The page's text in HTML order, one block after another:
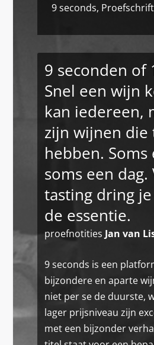
9 seconds, Proefschrift
9 seconden of
Snel een wijn
kan iedereen,
zijn wijnen
hebben. Soms
soms een dag.
tasting dring
de essentie.
proefnotities Jan van
9 seconds is een
bijzondere en aparte
niet per se de duurste,
lager prijsniveau zijn
met een bijzonder